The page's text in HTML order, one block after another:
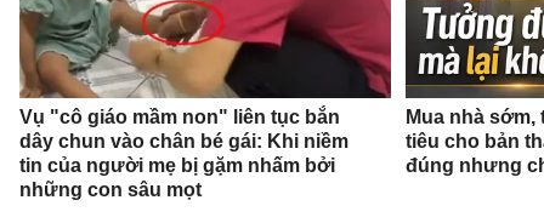
Vụ "cô giáo mầm non" liên tục bắn
dây chun vào chân bé gái: Khi niềm
tin của người mẹ bị gặm nhấm bởi
những con sâu mọt
Mua nhà
tiêu cho bản
đúng nhưng